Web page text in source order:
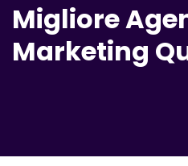
Migliore
Marketing